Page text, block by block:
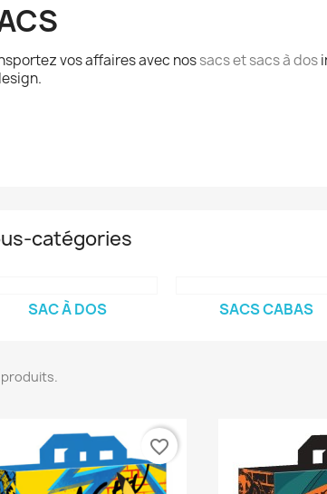
vos affaires avec nossacs et sacs à dos
catégories
SAC À DOS SACS CABAS
produits.
favorite_border